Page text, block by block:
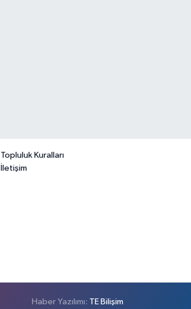
Topluluk Kuralları
İletişim
Haber Yazılımı: TE Bilişim